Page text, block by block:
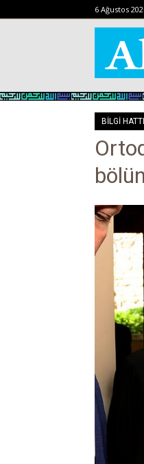
6 Ağustos
BİLGİ HATTI